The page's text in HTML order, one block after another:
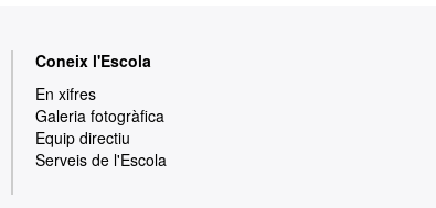
Coneix l'Escola
En xifres
Galeria fotogràfica
Equip directiu
Serveis de l'Escola